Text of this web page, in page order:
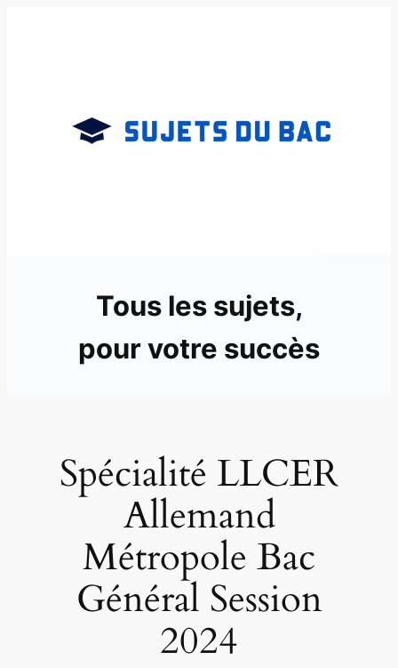
Tous les sujets,
pour votre succès
Spécialité LLCER
Allemand
Métropole Bac
Général Session
2024